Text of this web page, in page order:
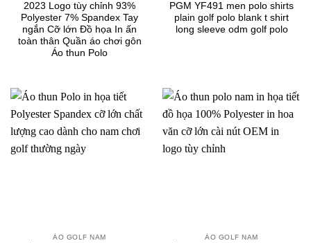
2023 Logo tùy chỉnh 93%
Polyester 7% Spandex Tay
ngắn Cỡ lớn Đồ họa In ấn
toàn thân Quần áo chơi gôn
Áo thun Polo
PGM YF491 men polo shirts
plain golf polo blank t shirt
long sleeve odm golf polo
ÁO GOLF NAM ÁO GOLF NAM